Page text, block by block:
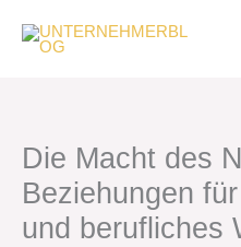
Inhalt
springen
Die Macht des
Beziehungen
und berufliches